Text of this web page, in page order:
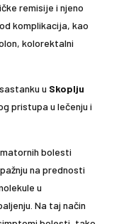
remisije i njeno
komplikacija, kao
kolorektalni
u Skoplju
pristupa u lečenju i
bolesti
na prednosti
u
Na taj način